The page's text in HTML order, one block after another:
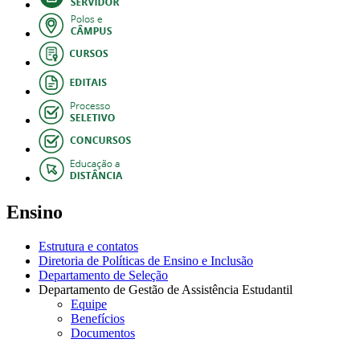
Ensino
Estrutura e contatos
Diretoria de Políticas de Ensino e Inclusão
Departamento de Seleção
Departamento de Gestão de Assistência Estudantil
Equipe
Benefícios
Documentos